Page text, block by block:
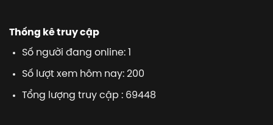
Thống kê truy cập
Số người đang online: 1
Số lượt xem hôm nay: 200
Tổng lượng truy cập : 69448